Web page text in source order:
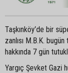
Taşkınköy’de bir
zanlısı M.B.K.
hakkında 7 gün
Yargıç Şevket Gazi